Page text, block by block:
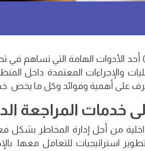
أحد الأدوات الهامة التي تساهم
المعتمدة داخل
على أهمية وفوائد وكل ما يخص
خدمات المراجعة
من أجل إدارة المخاطر بشكل
استراتيجيات للتعامل معها.